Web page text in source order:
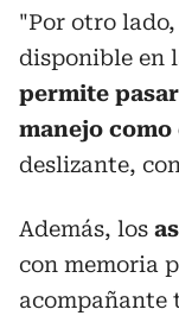
"Por otro
disponible en
permite
manejo
deslizante,
Además, los
con memoria
acompañante